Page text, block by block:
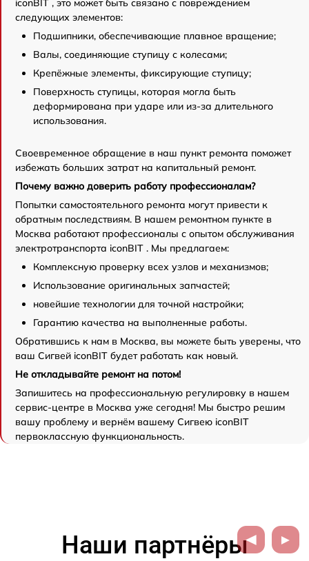
iconBIT , это может быть связано с повреждением
следующих элементов:
Подшипники, обеспечивающие плавное вращение;
Валы, соединяющие ступицу с колесами;
Крепёжные элементы, фиксирующие ступицу;
Поверхность ступицы, которая могла быть
деформирована при ударе или из-за длительного
использования.
Своевременное обращение в наш пункт ремонта поможет
избежать больших затрат на капитальный ремонт.
Почему важно доверить работу профессионалам?
Попытки самостоятельного ремонта могут привести к
обратным последствиям. В нашем ремонтном пункте в
Москва работают профессионалы с опытом обслуживания
электротранспорта iconBIT . Мы предлагаем:
Комплексную проверку всех узлов и механизмов;
Использование оригинальных запчастей;
новейшие технологии для точной настройки;
Гарантию качества на выполненные работы.
Обратившись к нам в Москва, вы можете быть уверены, что
ваш Сигвей iconBIT будет работать как новый.
Не откладывайте ремонт на потом!
Запишитесь на профессиональную регулировку в нашем
сервис-центре в Москва уже сегодня! Мы быстро решим
вашу проблему и вернём вашему Сигвею iconBIT
первоклассную функциональность.
Наши партнёры